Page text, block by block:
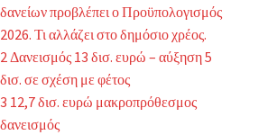
δανείων προβλέπει ο Προϋπολογισμός
2026. Τι αλλάζει στο δημόσιο χρέος.
2Δανεισμός 13 δισ. ευρώ – αύξηση 5
δισ. σε σχέση με φέτος
3 12,7 δισ. ευρώ μακροπρόθεσμος
δανεισμός